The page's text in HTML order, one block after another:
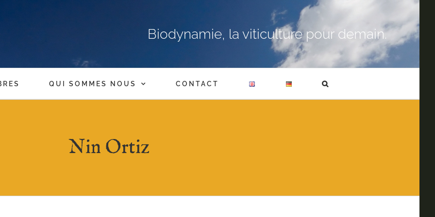
Biodynamie, la viticulture pour demain.
QUI SOMMES NOUS CONTACT
Nin Ortiz